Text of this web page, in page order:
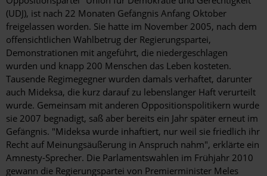
(UDJ), ist nach 22 Monaten Gefängnis Anfang Oktober
freigelassen worden. Sie hatte im November 2005, nach dem
offensichtlichen Wahlbetrug der Regierungspartei,
Demonstrationen mit angeführt, die niedergeschlagen
wurden und knapp 200 Menschen das Leben kosteten.
Tausende Regimegegner wurden damals verhaftet, darunter
auch Mideksa, die kurz darauf zu lebenslanger Haft verurteilt
wurde. Gemeinsam mit ­anderen Oppositionspolitikern wurde
sie 2007 begnadigt, saß aber bereits ein Jahr später erneut im
Gefängnis. "Mideksa wurde inhaftiert, nur weil sie friedlich ihr
Recht auf Meinungsäußerung in Anspruch nahm", erklärte ein
Amnesty-Sprecher. Die Parlamentswahlen im Frühjahr 2010
gewann die Regierungspartei von Premierminister Meles